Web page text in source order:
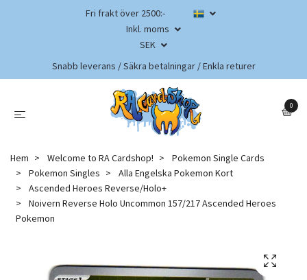
Fri frakt över 2500:-
Inkl. moms
SEK
Snabb leverans / Säkra betalningar / Enkla returer
0
Hem Welcome to RA Cardshop!
Pokemon Single Cards
Pokemon Singles
Alla Engelska Pokemon Kort
Ascended Heroes Reverse/Holo+
Noivern Reverse Holo Uncommon 157/217 Ascended Heroes
Pokemon